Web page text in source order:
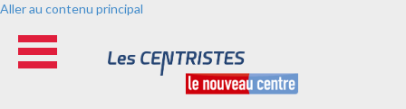
Aller au contenu principal